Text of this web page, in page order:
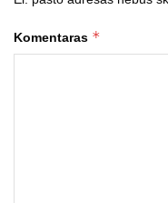
Komentaras *